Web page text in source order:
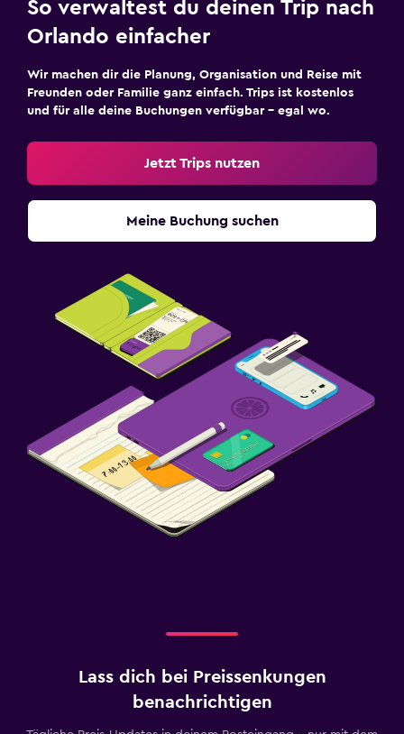
So verwaltest du deinen Trip nach
Orlando einfacher
Wir machen dir die Planung, Organisation und Reise mit
Freunden oder Familie ganz einfach. Trips ist kostenlos
und für alle deine Buchungen verfügbar – egal wo.
Jetzt Trips nutzen
Meine Buchung suchen
Lass dich bei Preissenkungen
benachrichtigen